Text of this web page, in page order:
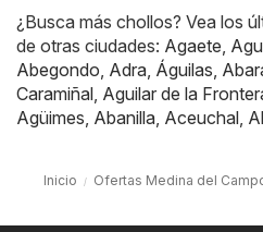
¿Busca más chollos? Vea los
de otras ciudades: Agaete,
Abegondo, Adra, Águilas,
Caramiñal, Aguilar de la
Agüimes, Abanilla, Aceuchal,
Inicio Ofertas Medina del